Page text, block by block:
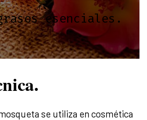
esenciales.
se utiliza en cosmética